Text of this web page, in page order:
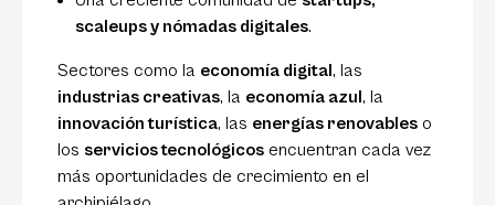
scaleups y nómadas digitales.
Sectores como la economía digital, las
industrias creativas, la economía azul, la
innovación turística, las energías renovables o
los servicios tecnológicos encuentran cada vez
más oportunidades de crecimiento en el